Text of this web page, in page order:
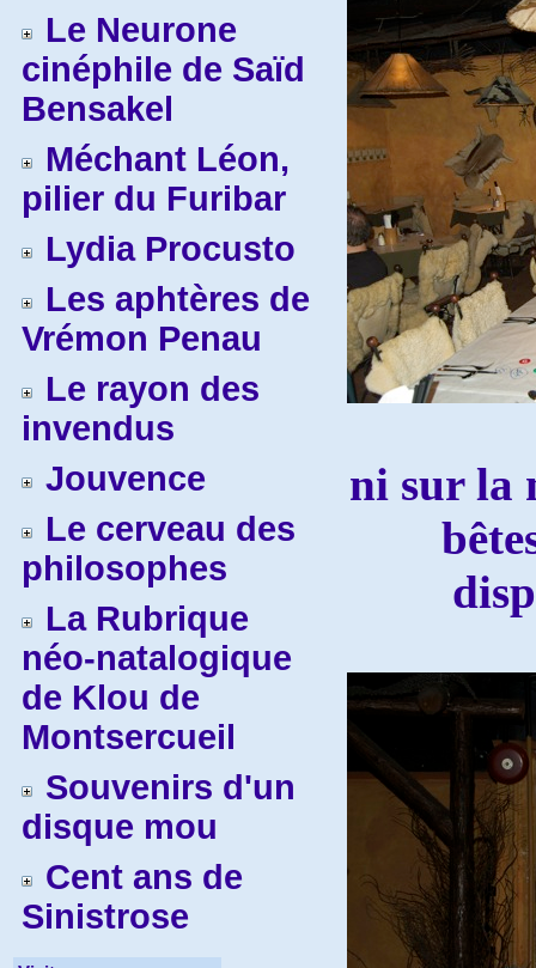
Le Neurone
cinéphile de Saïd
Bensakel
Méchant Léon,
pilier du Furibar
Lydia Procusto
Les aphtères de
Vrémon Penau
Le rayon des
invendus
Jouvence
Le cerveau des
philosophes
La Rubrique
néo-natalogique
de Klou de
Montsercueil
Souvenirs d'un
disque mou
Cent ans de
Sinistrose
ni sur la